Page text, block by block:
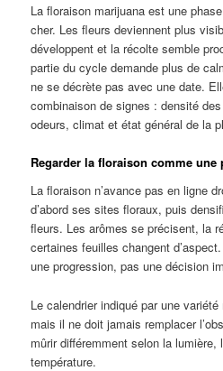
La floraison marijuana est une
cher. Les fleurs deviennent plus
développent et la récolte semble
partie du cycle demande plus de
ne se décrète pas avec une date.
combinaison de signes : densité
odeurs, climat et état général de la
Regarder la floraison comme une
La floraison n’avance pas en ligne
d’abord ses sites floraux, puis
fleurs. Les arômes se précisent, la
certaines feuilles changent
une progression, pas une décision
Le calendrier indiqué par une
mais il ne doit jamais remplacer
mûrir différemment selon la
température.